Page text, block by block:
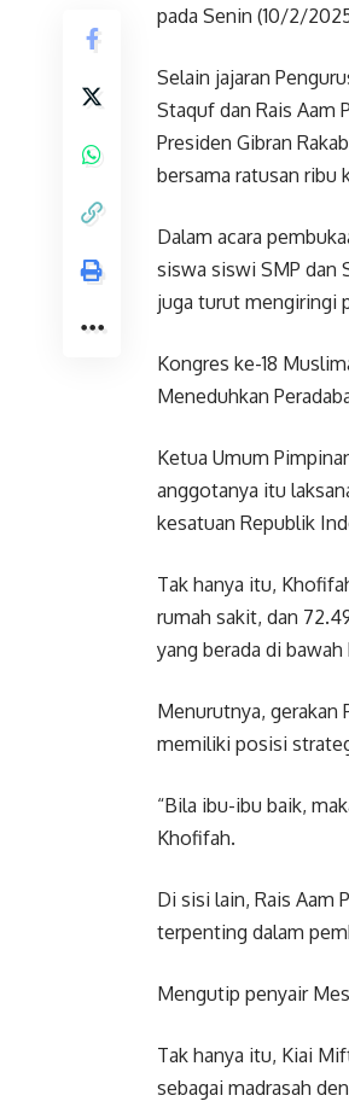
pada Senin (10/2/
Selain jajaran
Staquf dan Rais Aam
Presiden Gibran
bersama ratusan ribu
Dalam acara
siswa siswi SMP dan
juga turut mengiringi
Kongres ke-18
Meneduhkan
Ketua Umum
anggotanya itu
kesatuan Republik
Tak hanya itu,
rumah sakit, dan
yang berada di
Menurutnya, gerakan
memiliki posisi
“Bila ibu-ibu baik,
Khofifah.
Di sisi lain, Rais Aam
terpenting dalam
Mengutip penyair
Tak hanya itu, Kiai
sebagai madrasah